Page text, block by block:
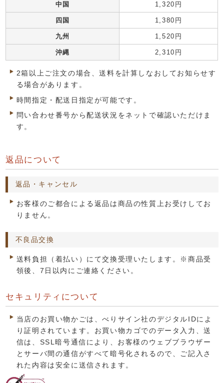
中国 1,320円
四国 1,380円
九州 1,520円
沖縄 2,310円
2箱以上ご注文の場合、送料を計算しなおしてお知らせす
る場合があります。
時間指定・配送日指定が可能です。
問い合わせ番号から配送状況をネットで確認いただけま
す。
返品について
返品・キャンセル
お客様のご都合による返品は商品の性質上お受けしてお
りません。
不良品交換
送料負担（着払い）にて交換受理いたします。※商品受
領後、7日以内にご連絡ください。
セキュリティについて
当店のお買い物かごは、べりサイン社のデジタルIDによ
り証明されています。お買い物カゴでのデータ入力、送
信は、SSL暗号通信により、お客様のウェブブラウザー
とサーバ間の通信がすべて暗号化されるので、ご記入さ
れた内容は安全に送信されます。